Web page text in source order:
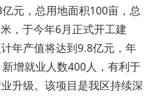
元，总用地面积100亩，总
，于今年6月正式开工建
年产值将达到9.8亿元，年
增就业人数400人，有利于
升级。该项目是我区持续深